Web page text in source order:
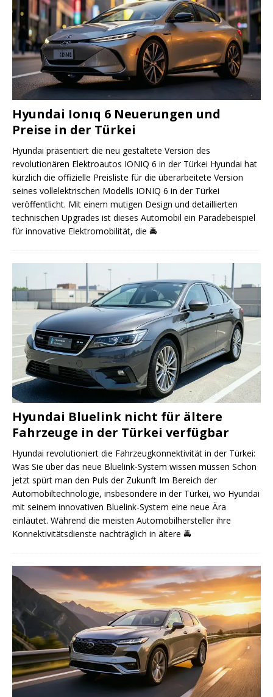
Hyundai Ionıq 6 Neuerungen und
Preise in der Türkei
Hyundai präsentiert die neu gestaltete Version des
revolutionären Elektroautos IONIQ 6 in der Türkei Hyundai hat
kürzlich die offizielle Preisliste für die überarbeitete Version
seines vollelektrischen Modells IONIQ 6 in der Türkei
veröffentlicht. Mit einem mutigen Design und detaillierten
technischen Upgrades ist dieses Automobil ein Paradebeispiel
für innovative Elektromobilität, die 🚔
Hyundai Bluelink nicht für ältere
Fahrzeuge in der Türkei verfügbar
Hyundai revolutioniert die Fahrzeugkonnektivität in der Türkei:
Was Sie über das neue Bluelink-System wissen müssen Schon
jetzt spürt man den Puls der Zukunft Im Bereich der
Automobiltechnologie, insbesondere in der Türkei, wo Hyundai
mit seinem innovativen Bluelink-System eine neue Ära
einläutet. Während die meisten Automobilhersteller ihre
Konnektivitätsdienste nachträglich in ältere 🚔